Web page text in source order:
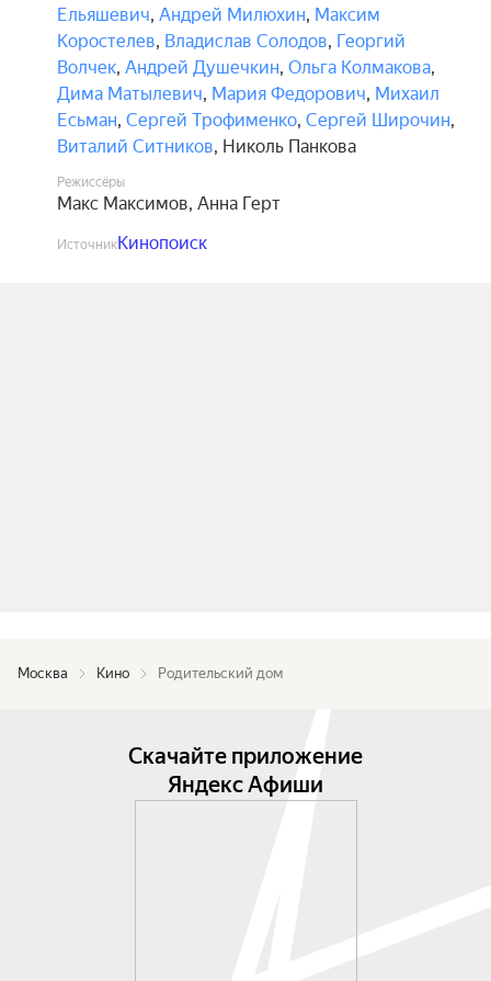
Ельяшевич, Андрей Милюхин, Максим
Коростелев, Владислав Солодов, Георгий
Волчек, Андрей Душечкин, Ольга Колмакова,
Дима Матылевич, Мария Федорович, Михаил
Есьман, Сергей Трофименко, Сергей Широчин,
Виталий Ситников, Николь Панкова
Режиссёры
Макс Максимов, Анна Герт
ИсточникКинопоиск
Москва Кино Родительский дом
Скачайте приложение
Яндекс Афиши